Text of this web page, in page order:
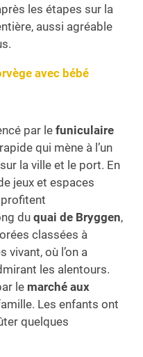
les étapes sur la
aussi agréable
avec bébé
par le funiculaire
qui mène à l’un
la ville et le port. En
jeux et espaces
du quai de Bryggen,
classées à
vivant, où l’on a
les alentours.
le marché aux
Les enfants ont
quelques